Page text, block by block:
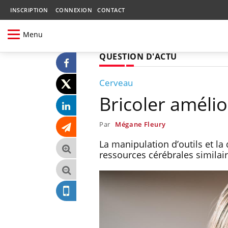
INSCRIPTION CONNEXION CONTACT
Menu
QUESTION D'ACTU
Cerveau
Bricoler
Par Mégane Fleury
La manipulation d’outils et
ressources cérébrales